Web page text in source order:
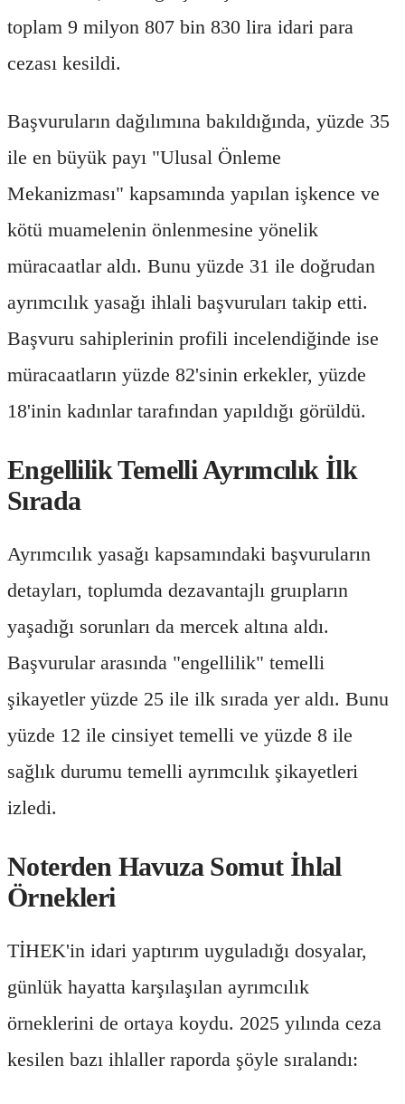
toplam 9 milyon 807 bin 830 lira idari para
cezası kesildi.
Başvuruların dağılımına bakıldığında, yüzde 35
ile en büyük payı "Ulusal Önleme
Mekanizması" kapsamında yapılan işkence ve
kötü muamelenin önlenmesine yönelik
müracaatlar aldı. Bunu yüzde 31 ile doğrudan
ayrımcılık yasağı ihlali başvuruları takip etti.
Başvuru sahiplerinin profili incelendiğinde ise
müracaatların yüzde 82'sinin erkekler, yüzde
18'inin kadınlar tarafından yapıldığı görüldü.
Engellilik Temelli Ayrımcılık İlk
Sırada
Ayrımcılık yasağı kapsamındaki başvuruların
detayları, toplumda dezavantajlı gruıpların
yaşadığı sorunları da mercek altına aldı.
Başvurular arasında "engellilik" temelli
şikayetler yüzde 25 ile ilk sırada yer aldı. Bunu
yüzde 12 ile cinsiyet temelli ve yüzde 8 ile
sağlık durumu temelli ayrımcılık şikayetleri
izledi.
Noterden Havuza Somut İhlal
Örnekleri
TİHEK'in idari yaptırım uyguladığı dosyalar,
günlük hayatta karşılaşılan ayrımcılık
örneklerini de ortaya koydu. 2025 yılında ceza
kesilen bazı ihlaller raporda şöyle sıralandı: